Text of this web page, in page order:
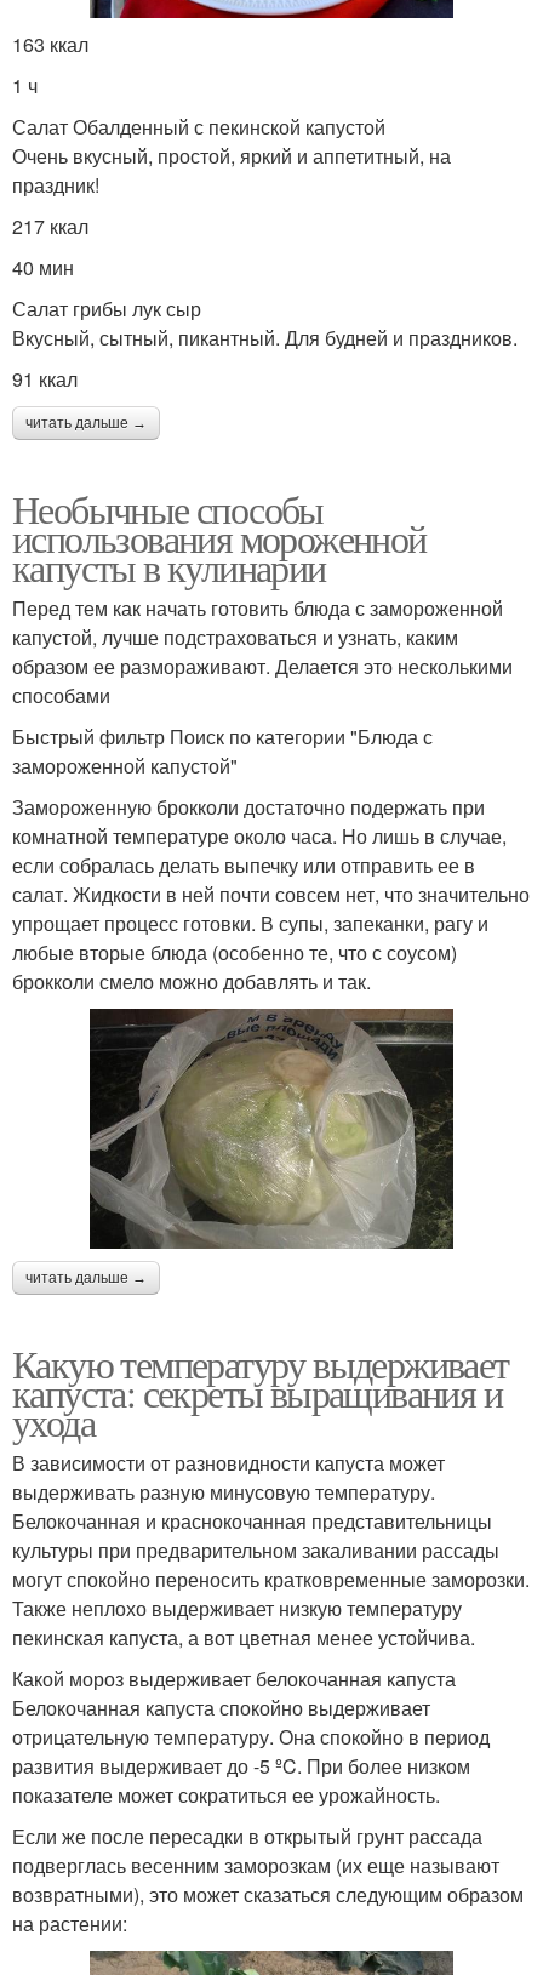
163 ккал
1 ч
Салат Обалденный с пекинской капустой
Очень вкусный, простой, яркий и аппетитный, на
праздник!
217 ккал
40 мин
Салат грибы лук сыр
Вкусный, сытный, пикантный. Для будней и праздников.
91 ккал
читать дальше →
Необычные способы
использования мороженной
капусты в кулинарии
Перед тем как начать готовить блюда с замороженной
капустой, лучше подстраховаться и узнать, каким
образом ее размораживают. Делается это несколькими
способами
Быстрый фильтр Поиск по категории "Блюда с
замороженной капустой"
Замороженную брокколи достаточно подержать при
комнатной температуре около часа. Но лишь в случае,
если собралась делать выпечку или отправить ее в
салат. Жидкости в ней почти совсем нет, что значительно
упрощает процесс готовки. В супы, запеканки, рагу и
любые вторые блюда (особенно те, что с соусом)
брокколи смело можно добавлять и так.
читать дальше →
Какую температуру выдерживает
капуста: секреты выращивания и
ухода
В зависимости от разновидности капуста может
выдерживать разную минусовую температуру.
Белокочанная и краснокочанная представительницы
культуры при предварительном закаливании рассады
могут спокойно переносить кратковременные заморозки.
Также неплохо выдерживает низкую температуру
пекинская капуста, а вот цветная менее устойчива.
Какой мороз выдерживает белокочанная капуста
Белокочанная капуста спокойно выдерживает
отрицательную температуру. Она спокойно в период
развития выдерживает до -5 ºC. При более низком
показателе может сократиться ее урожайность.
Если же после пересадки в открытый грунт рассада
подверглась весенним заморозкам (их еще называют
возвратными), это может сказаться следующим образом
на растении: